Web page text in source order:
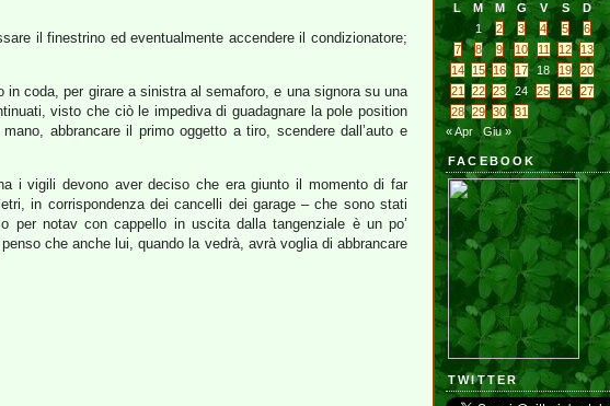
il finestrino ed eventualmente accendere il condizionatore;
coda, per girare a sinistra al semaforo, e una signora su una
visto che ciò le impediva di guadagnare la pole position
abbrancare il primo oggetto a tiro, scendere dall’auto e
i vigili devono aver deciso che era giunto il momento di far
in corrispondenza dei cancelli dei garage – che sono stati
per notav con cappello in uscita dalla tangenziale è un po’
che anche lui, quando la vedrà, avrà voglia di abbrancare
L M M G V S
D
1
2 3 4 5
6
7
8 9 10 11 12
13
14
15 16 17 18 19
20
21
22 23 24 25 26
27
28
29 30
31
« Apr
Giu »
FACEBOOK
TWITTER